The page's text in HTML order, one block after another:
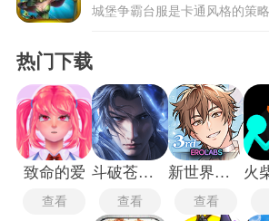
热门下载
致命的爱
查看
斗破苍穹三年之约
查看
新世界狂欢最新版
查看